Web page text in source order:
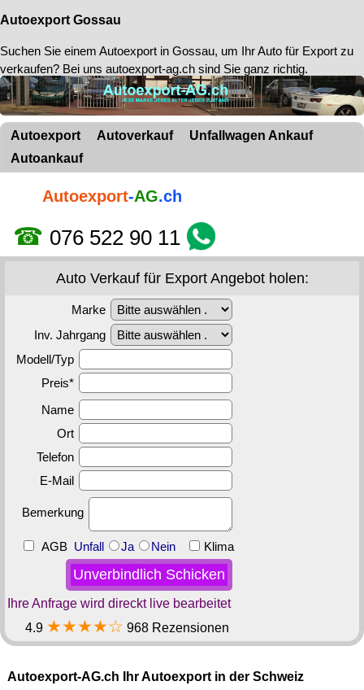
Autoexport Gossau
Suchen Sie einem Autoexport in Gossau, um Ihr Auto für Export zu
verkaufen? Bei uns autoexport-ag.ch sind Sie ganz richtig.